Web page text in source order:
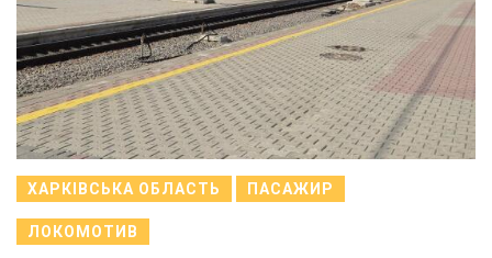
ХАРКІВСЬКА ОБЛАСТЬ ПАСАЖИР
ЛОКОМОТИВ